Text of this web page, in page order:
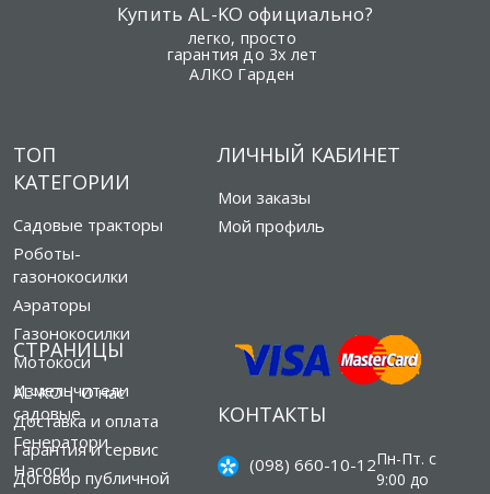
Купить AL-KO официально?
легко, просто
гарантия до 3х лет
АЛКО Гарден
ТОП
КАТЕГОРИИ
Садовые тракторы
Роботы-
газонокосилки
Аэраторы
Газонокосилки
Мотокоси
Измельчители
садовые
Генератори
Насоси
СТРАНИЦЫ
AL-KO | О нас
Доставка и оплата
Гарантия и сервис
Договор публичной
ЛИЧНЫЙ КАБИНЕТ
Мои заказы
Мой профиль
КОНТАКТЫ
(098) 660-10-12Пн-Пт. с
9:00 до